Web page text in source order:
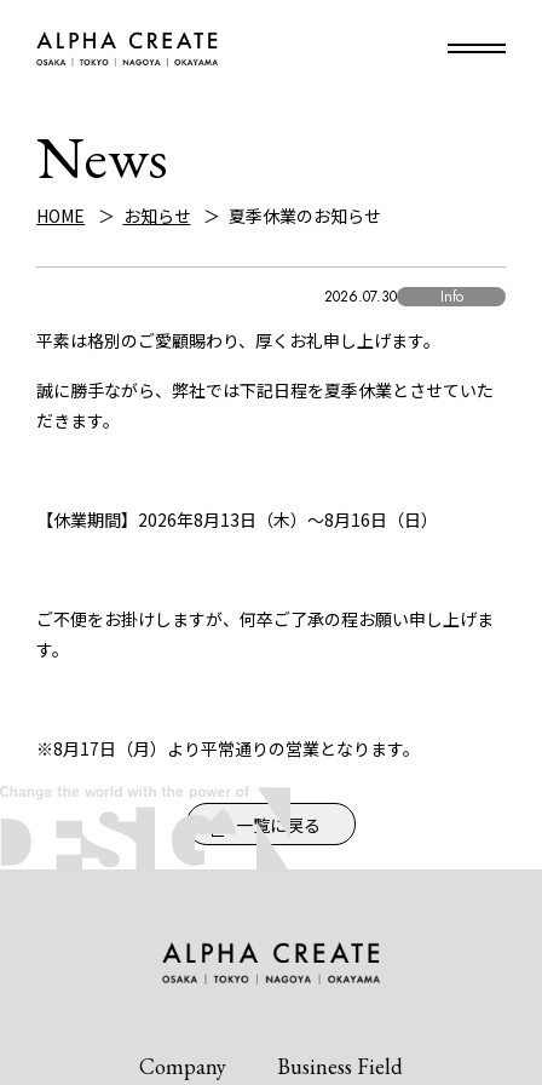
News
HOME お知らせ 夏季休業のお知らせ
2026.07.30 Info
平素は格別のご愛顧賜わり、厚くお礼申し上げます。
誠に勝手ながら、弊社では下記日程を夏季休業とさせていた
だきます。
【休業期間】2026年8月13日（木）～8月16日（日）
ご不便をお掛けしますが、何卒ご了承の程お願い申し上げま
す。
※8月17日（月）より平常通りの営業となります。
一覧に戻る
Company Business Field